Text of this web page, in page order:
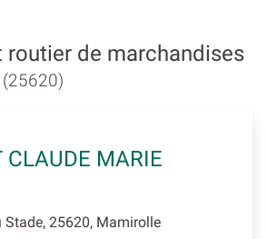
routier de marchandises
(25620)
CLAUDE MARIE
Stade, 25620, Mamirolle